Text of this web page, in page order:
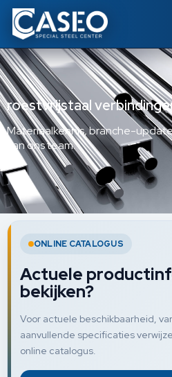
roestvrijstaal
Materiaalkennis, branche-
van ons team.
ONLINE CATALOGUS
Actuele
bekijken?
Voor actuele beschikbaarheid,
aanvullende specificaties
online catalogus.